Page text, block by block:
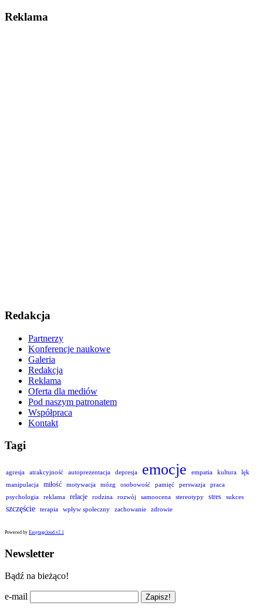
Reklama
Redakcja
Partnerzy
Konferencje naukowe
Galeria
Redakcja
Reklama
Oferta dla mediów
Pod naszym patronatem
Współpraca
Kontakt
Tagi
agresja atrakcyjność autoprezentacja depresja emocje empatia kultura
lęk
manipulacja
miłość motywacja mózg osobowość pamięć perswazja
praca
psychologia
reklama relacje rodzina rozwój samoocena stereotypy stres sukces
szczęście terapia wpływ społeczny zachowanie zdrowie
Powered by Easytagcloud v2.1
Newsletter
Bądź na bieżąco!
e-mail